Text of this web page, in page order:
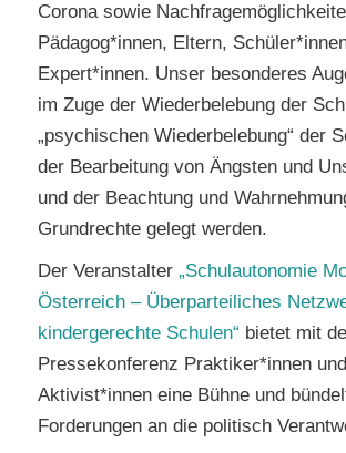
Corona sowie
Pädagog*innen, Eltern,
Expert*innen. Unser besonderes
im Zuge der Wiederbelebung der
„psychischen Wiederbelebung“ der
der Bearbeitung von Ängsten und
und der Beachtung und
Grundrechte gelegt werden.
Der Veranstalter „Schulautonomie
Österreich – Überparteiliches
kindergerechte Schulen“ bietet mit
Pressekonferenz Praktiker*innen und
Aktivist*innen eine Bühne und
Forderungen an die politisch